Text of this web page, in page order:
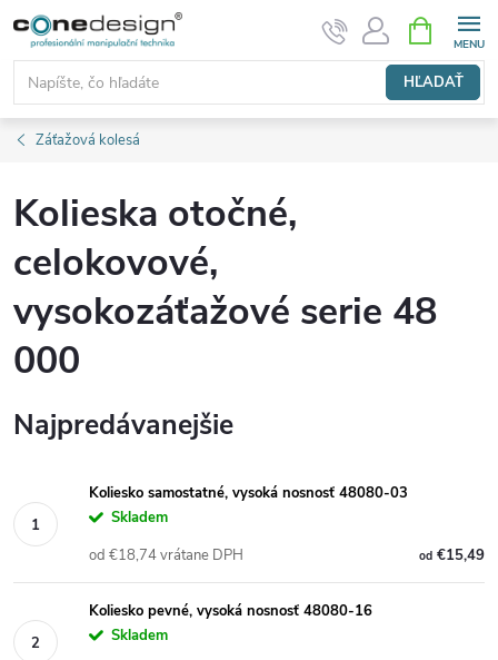
Prejsť
obsah
HĽADAŤ
KOŠÍK
Záťažová kolesá
Kolieska otočné,
celokovové,
vysokozáťažové serie 48
000
Najpredávanejšie
Koliesko samostatné, vysoká nosnosť 48080-03
Skladem
od€15,49
od €18,74 vrátane DPH
Koliesko pevné, vysoká nosnosť 48080-16
Skladem